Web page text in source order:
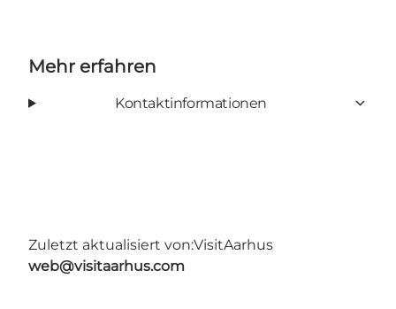
Mehr erfahren
Kontaktinformationen
Zuletzt aktualisiert von:VisitAarhus
web@visitaarhus.com